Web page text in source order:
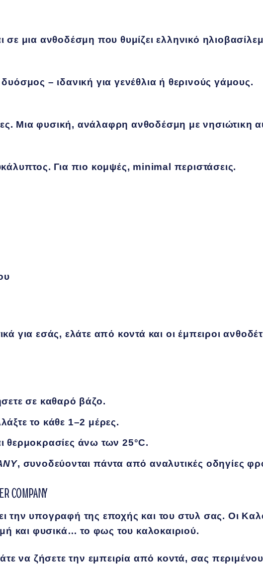
μια ανθοδέσμη που θυμίζει ελληνικό
– ιδανική για γενέθλια ή θερινούς γάμους.
Μια φυσική, ανάλαφρη ανθοδέσμη με νησιώτικη
Για πιο κομψές, minimal περιστάσεις.
για εσάς, ελάτε από κοντά και οι έμπειροι
σε καθαρό βάζο.
το κάθε 1–2 μέρες.
θερμοκρασίες άνω των 25°C.
, συνοδεύονται πάντα από αναλυτικές οδηγίες
COMPANY
την υπογραφή της εποχής και του στυλ σας. Οι
και φυσικά… το φως του καλοκαιριού.
να ζήσετε την εμπειρία από κοντά, σας